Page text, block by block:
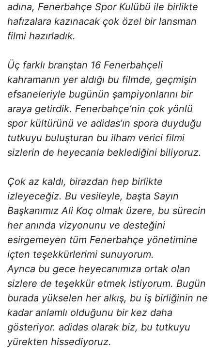
adına, Fenerbahçe Spor Kulübü ile birlikte
hafızalara kazınacak çok özel bir lansman
filmi hazırladık.
Üç farklı branştan 16 Fenerbahçeli
kahramanın yer aldığı bu filmde, geçmişin
efsaneleriyle bugünün şampiyonlarını bir
araya getirdik. Fenerbahçe’nin çok yönlü
spor kültürünü ve adidas’ın spora duyduğu
tutkuyu buluşturan bu ilham verici filmi
sizlerin de heyecanla beklediğini biliyoruz.
Çok az kaldı, birazdan hep birlikte
izleyeceğiz. Bu vesileyle, başta Sayın
Başkanımız Ali Koç olmak üzere, bu sürecin
her anında vizyonunu ve desteğini
esirgemeyen tüm Fenerbahçe yönetimine
içten teşekkürlerimi sunuyorum.
Ayrıca bu gece heyecanımıza ortak olan
sizlere de teşekkür etmek istiyorum. Bugün
burada yükselen her alkış, bu iş birliğinin ne
kadar anlamlı olduğunu bir kez daha
gösteriyor. adidas olarak biz, bu tutkuyu
yürekten hissediyoruz.